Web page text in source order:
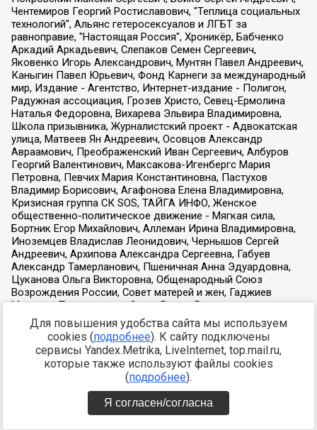
Для повышения удобства сайта мы используем
cookies (подробнее). К сайту подключены
сервисы Yandex.Metrika, LiveInternet, top.mail.ru,
которые также используют файлы cookies
(подробнее).
Я согласен/согласна